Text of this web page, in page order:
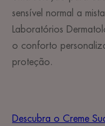
sensível normal a
Laboratórios
o conforto
proteção.
Descubra o Creme